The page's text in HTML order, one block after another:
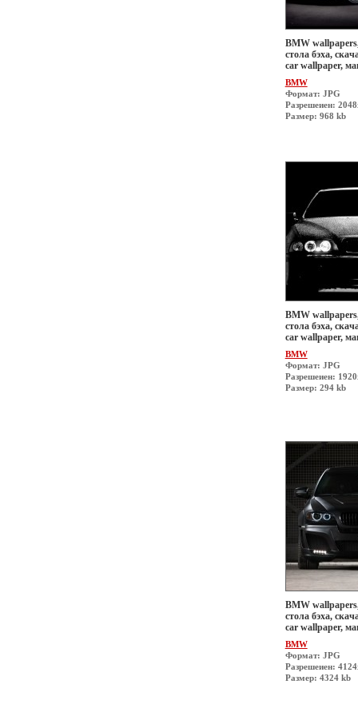
BMW
стола бэха,
car wallpaper,
BMW
Формат: JPG
Разрешеиен:
Размер: 968 kb
BMW
стола бэха,
car wallpaper,
BMW
Формат: JPG
Разрешеиен:
Размер: 294 kb
BMW
стола бэха,
car wallpaper,
BMW
Формат: JPG
Разрешеиен:
Размер: 4324 kb